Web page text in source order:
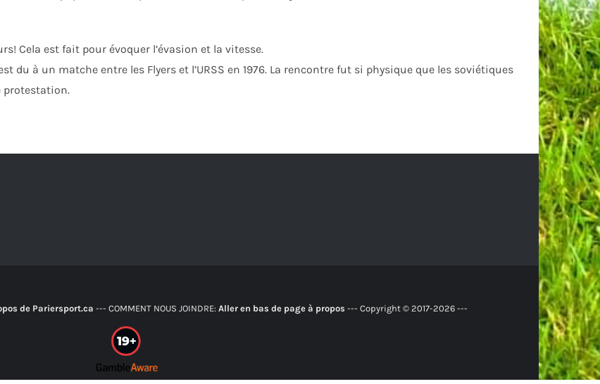
Cela est fait pour évoquer l’évasion et la vitesse.
du à un matche entre les Flyers et l’URSS en 1976. La rencontre fut si physique que les soviétiques
protestation.
de Pariersport.ca --- COMMENT NOUS JOINDRE: Aller en bas de page à propos--- Copyright © 2017-2026 ---